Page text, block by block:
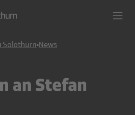
Solothurn News
an Stefan